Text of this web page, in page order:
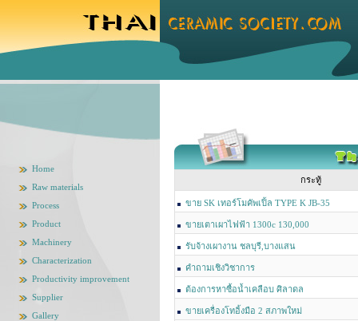
Home
Raw materials
Process
Product
Machinery
Characterization
Productivity improvement
Supplier
Gallery
กระทู้
ขาย SK เทอร์โมคัพเปิ้ล TYPE K JB-35
ขายเตาเผาไฟฟ้า 1300c 130,000
รับจ้างเผางาน ชลบุรี,บางแสน
คำถามเชิงวิชาการ
ต้องการหาซื้อน้ำเคลือบ ศิลาดล
ขายเครื่องโทอิ้งมือ 2 สภาพใหม่